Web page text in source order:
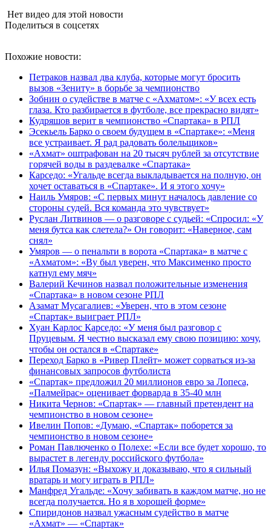
Нет видео для этой новости
Поделиться в соцсетях
Похожие новости:
Петраков назвал два клуба, которые могут бросить
вызов «Зениту» в борьбе за чемпионство
Зобнин о судействе в матче с «Ахматом»: «У всех есть
глаза. Кто разбирается в футболе, все прекрасно видят»
Кудряшов верит в чемпионство «Спартака» в РПЛ
Эсекьель Барко о своем будущем в «Спартаке»: «Меня
все устраивает. Я рад радовать болельщиков»
«Ахмат» оштрафован на 20 тысяч рублей за отсутствие
горячей воды в раздевалке «Спартака»
Карседо: «Угальде всегда выкладывается на полную, он
хочет оставаться в «Спартаке». И я этого хочу»
Наиль Умяров: «С первых минут началось давление со
стороны судей. Вся команда это чувствует»
Руслан Литвинов — о разговоре с судьей: «Спросил: «У
меня бутса как слетела?» Он говорит: «Наверное, сам
снял»
Умяров — о пенальти в ворота «Спартака» в матче с
«Ахматом»: «Ву был уверен, что Максименко просто
катнул ему мяч»
Валерий Кечинов назвал положительные изменения
«Спартака» в новом сезоне РПЛ
Азамат Мусагалиев: «Уверен, что в этом сезоне
«Спартак» выиграет РПЛ»
Хуан Карлос Карседо: «У меня был разговор с
Пруцевым. Я честно высказал ему свою позицию: хочу,
чтобы он остался в «Спартаке»
Переход Барко в «Ривер Плейт» может сорваться из‑за
финансовых запросов футболиста
«Спартак» предложил 20 миллионов евро за Лопеса,
«Палмейрас» оценивает форварда в 35-40 млн
Никита Чернов: «Спартак» — главный претендент на
чемпионство в новом сезоне»
Ивелин Попов: «Думаю, «Спартак» поборется за
чемпионство в новом сезоне»
Роман Павлюченко о Полехе: «Если все будет хорошо, то
вырастет в легенду российского футбола»
Илья Помазун: «Выхожу и доказываю, что я сильный
вратарь и могу играть в РПЛ»
Манфред Угальде: «Хочу забивать в каждом матче, но не
всегда получается. Но я в хорошей форме»
Спиридонов назвал ужасным судейство в матче
«Ахмат» — «Спартак»